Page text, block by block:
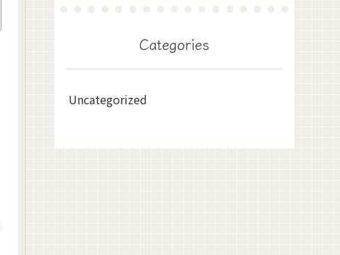
Categories
Uncategorized